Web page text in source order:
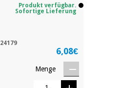
Produkt verfügbar.
Sofortige Lieferung
24179
6,08€
Menge